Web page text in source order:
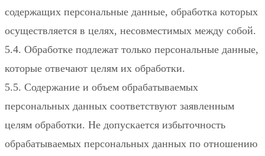
содержащих персональные данные, обработка которых
осуществляется в целях, несовместимых между собой.
5.4. Обработке подлежат только персональные данные,
которые отвечают целям их обработки.
5.5. Содержание и объем обрабатываемых
персональных данных соответствуют заявленным
целям обработки. Не допускается избыточность
обрабатываемых персональных данных по отношению